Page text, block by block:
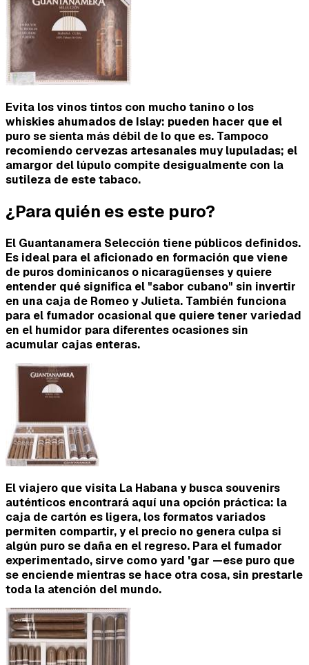
Evita los vinos tintos con mucho tanino o los
whiskies ahumados de Islay: pueden hacer que el
puro se sienta más débil de lo que es. Tampoco
recomiendo cervezas artesanales muy lupuladas; el
amargor del lúpulo compite desigualmente con la
sutileza de este tabaco.
¿Para quién es este puro?
El Guantanamera Selección tiene públicos definidos.
Es ideal para el aficionado en formación que viene
de puros dominicanos o nicaragüenses y quiere
entender qué significa el "sabor cubano" sin invertir
en una caja de Romeo y Julieta. También funciona
para el fumador ocasional que quiere tener variedad
en el humidor para diferentes ocasiones sin
acumular cajas enteras.
El viajero que visita La Habana y busca souvenirs
auténticos encontrará aquí una opción práctica: la
caja de cartón es ligera, los formatos variados
permiten compartir, y el precio no genera culpa si
algún puro se daña en el regreso. Para el fumador
experimentado, sirve comoyard 'gar —ese puro que
se enciende mientras se hace otra cosa, sin prestarle
toda la atención del mundo.